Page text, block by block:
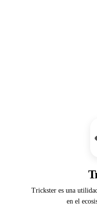
Trickster es una
en el